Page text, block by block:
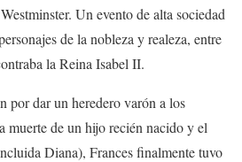
Un evento de alta sociedad
de la nobleza y realeza, entre
la Reina Isabel II.
por dar un heredero varón a los
muerte de un hijo recién nacido y el
Diana), Frances finalmente tuvo